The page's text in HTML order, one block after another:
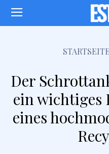
STARTSEITE
Der
ein wichtiges
eines